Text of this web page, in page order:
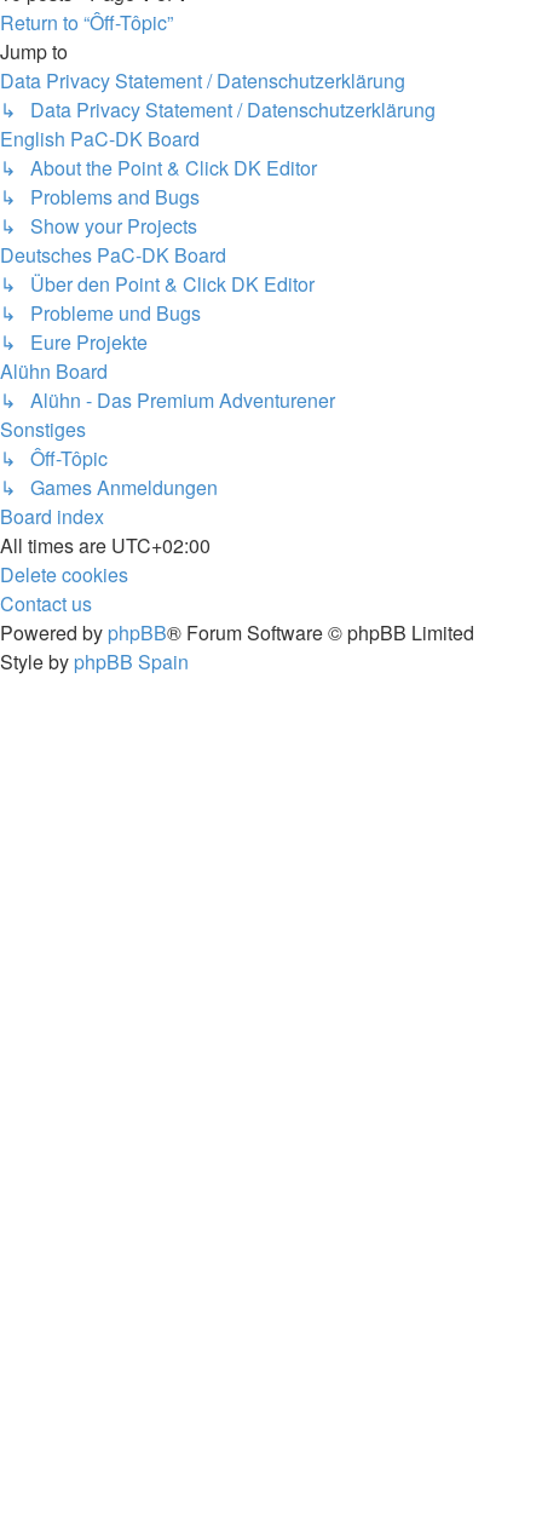
Return to “Ôff-Tôpic”
Jump to
Data Privacy Statement / Datenschutzerklärung
↳ Data Privacy Statement / Datenschutzerklärung
English PaC-DK Board
↳ About the Point & Click DK Editor
↳ Problems and Bugs
↳ Show your Projects
Deutsches PaC-DK Board
↳ Über den Point & Click DK Editor
↳ Probleme und Bugs
↳ Eure Projekte
Alühn Board
↳ Alühn - Das Premium Adventurener
Sonstiges
↳ Ôff-Tôpic
↳ Games Anmeldungen
Board index
All times are UTC+02:00
Delete cookies
Contact us
Powered by phpBB® Forum Software © phpBB Limited
Style by phpBB Spain